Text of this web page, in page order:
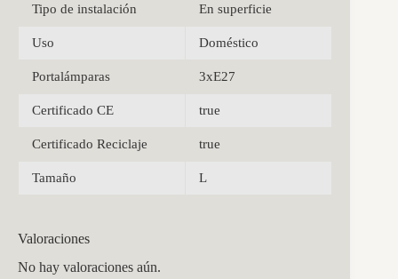
Tipo de instalación En superficie
Uso Doméstico
Portalámparas 3xE27
Certificado CE true
Certificado Reciclaje true
Tamaño L
Valoraciones
No hay valoraciones aún.